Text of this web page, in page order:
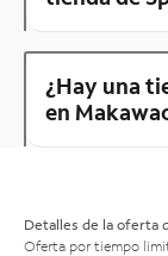
¿Hay una
en
Detalles de la oferta
Oferta por tiempo